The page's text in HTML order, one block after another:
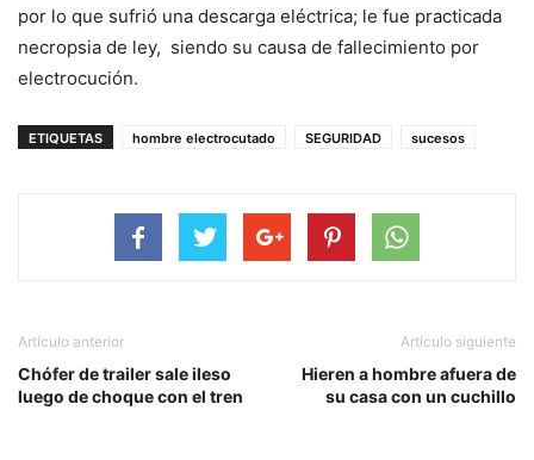
por lo que sufrió una descarga eléctrica; le fue practicada
necropsia de ley, siendo su causa de fallecimiento por
electrocución.
ETIQUETAS hombre electrocutado SEGURIDAD sucesos
Artículo anterior
Chófer de trailer sale ileso
luego de choque con el tren
Artículo siguiente
Hieren a hombre afuera de
su casa con un cuchillo